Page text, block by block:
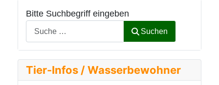
Bitte Suchbegriff eingeben
Suchen
Tier-Infos / Wasserbewohner